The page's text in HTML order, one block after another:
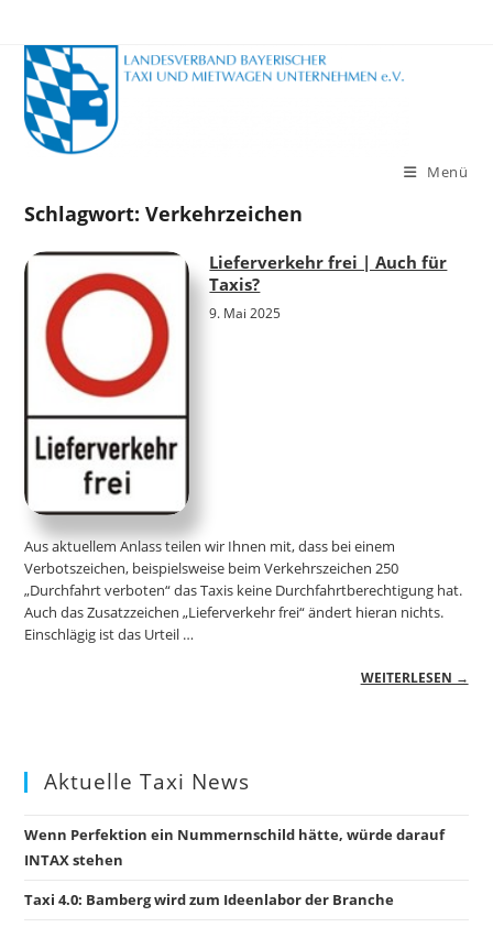
Inhalt
springen
Menü
Schlagwort:Verkehrzeichen
Lieferverkehr frei | Auch für
Taxis?
9. Mai 2025
Aus aktuellem Anlass teilen wir Ihnen mit, dass bei einem
Verbotszeichen, beispielsweise beim Verkehrszeichen 250
„Durchfahrt verboten“ das Taxis keine Durchfahrtberechtigung hat.
Auch das Zusatzzeichen „Lieferverkehr frei“ ändert hieran nichts.
Einschlägig ist das Urteil …
WEITERLESEN →
Aktuelle Taxi News
Wenn Perfektion ein Nummernschild hätte, würde darauf
INTAX stehen
Taxi 4.0: Bamberg wird zum Ideenlabor der Branche